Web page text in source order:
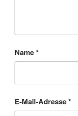
Name*
E-Mail-Adresse*